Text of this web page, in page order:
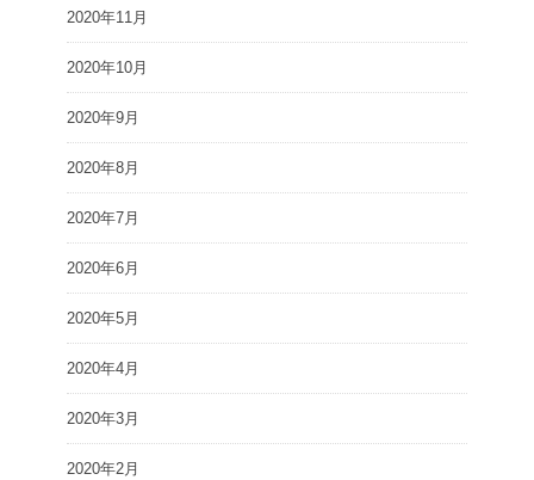
2020年11月
2020年10月
2020年9月
2020年8月
2020年7月
2020年6月
2020年5月
2020年4月
2020年3月
2020年2月